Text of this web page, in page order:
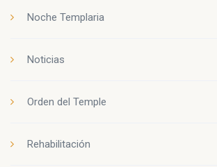
Noche Templaria
Noticias
Orden del Temple
Rehabilitación